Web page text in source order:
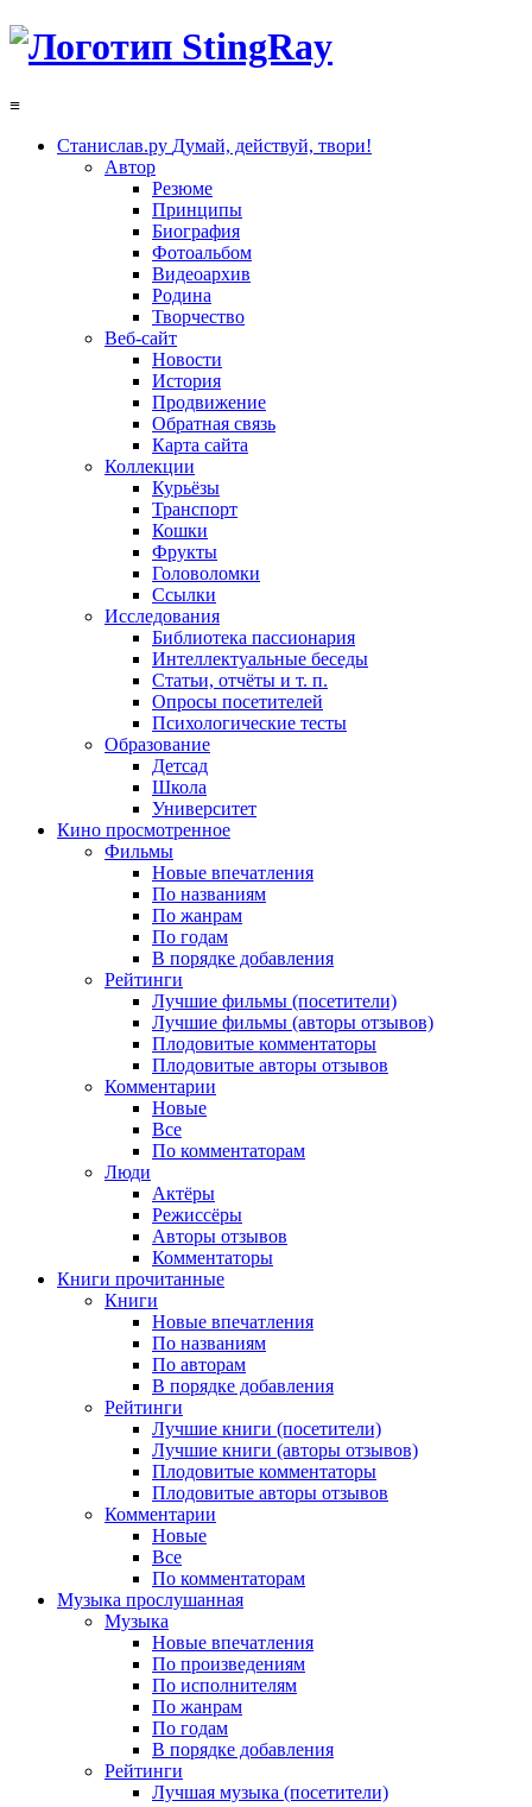
≡
Станислав.ру Думай, действуй, твори!
Автор
Резюме
Принципы
Биография
Фотоальбом
Видеоархив
Родина
Творчество
Веб-сайт
Новости
История
Продвижение
Обратная связь
Карта сайта
Коллекции
Курьёзы
Транспорт
Кошки
Фрукты
Головоломки
Ссылки
Исследования
Библиотека пассионария
Интеллектуальные беседы
Статьи, отчёты и т. п.
Опросы посетителей
Психологические тесты
Образование
Детсад
Школа
Университет
Кино просмотренное
Фильмы
Новые впечатления
По названиям
По жанрам
По годам
В порядке добавления
Рейтинги
Лучшие фильмы (посетители)
Лучшие фильмы (авторы отзывов)
Плодовитые комментаторы
Плодовитые авторы отзывов
Комментарии
Новые
Все
По комментаторам
Люди
Актёры
Режиссёры
Авторы отзывов
Комментаторы
Книги прочитанные
Книги
Новые впечатления
По названиям
По авторам
В порядке добавления
Рейтинги
Лучшие книги (посетители)
Лучшие книги (авторы отзывов)
Плодовитые комментаторы
Плодовитые авторы отзывов
Комментарии
Новые
Все
По комментаторам
Музыка прослушанная
Музыка
Новые впечатления
По произведениям
По исполнителям
По жанрам
По годам
В порядке добавления
Рейтинги
Лучшая музыка (посетители)